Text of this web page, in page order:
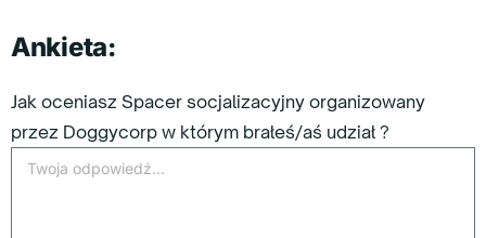
Ankieta:
Jak oceniasz Spacer socjalizacyjny organizowany
przez Doggycorp w którym brałeś/aś udział ?